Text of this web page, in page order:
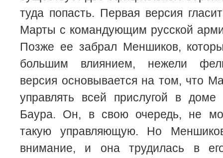
туда попасть. Первая версия
Марты с командующим русской
Позже ее забрал Меншиков,
большим влиянием, нежели
версия основывается на том, что
управлять всей прислугой в доме
Баура. Он, в свою очередь, не
такую управляющую. Но
внимание, и она трудилась в